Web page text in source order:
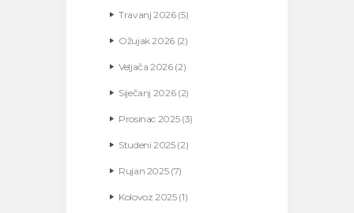
Travanj2026(5)
Ožujak2026 (2)
Veljača2026(2)
Siječanj 2026(2)
Prosinac 2025(3)
Studeni2025(2)
Rujan 2025(7)
Kolovoz2025(1)